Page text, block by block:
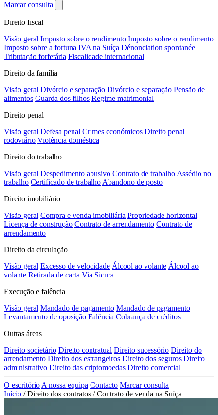
Marcar consulta
Direito fiscal
Visão geral Imposto sobre o rendimento Imposto sobre o rendimento
Imposto sobre a fortuna IVA na Suíça Dénonciation spontanée
Tributação forfetária Fiscalidade internacional
Direito da família
Visão geral Divórcio e separação Divórcio e separação Pensão de
alimentos Guarda dos filhos Regime matrimonial
Direito penal
Visão geral Defesa penal Crimes económicos Direito penal
rodoviário Violência doméstica
Direito do trabalho
Visão geral Despedimento abusivo Contrato de trabalho Assédio no
trabalho Certificado de trabalho Abandono de posto
Direito imobiliário
Visão geral Compra e venda imobiliária Propriedade horizontal
Licença de construção Contrato de arrendamento Contrato de
arrendamento
Direito da circulação
Visão geral Excesso de velocidade Álcool ao volante Álcool ao
volante Retirada de carta Via Sicura
Execução e falência
Visão geral Mandado de pagamento Mandado de pagamento
Levantamento de oposição Falência Cobrança de créditos
Outras áreas
Direito societário Direito contratual Direito sucessório Direito do
arrendamento Direito dos estrangeiros Direito dos seguros Direito
administrativo Direito das criptomoedas Direito comercial
O escritório A nossa equipa Contacto Marcar consulta
Início / Direito dos contratos / Contrato de venda na Suíça